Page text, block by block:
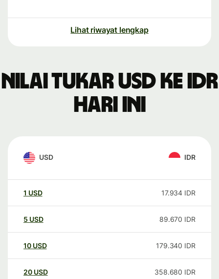
Lihat riwayat lengkap
Nilai tukar USD ke IDR
hari ini
USD IDR
1 USD 17.934 IDR
5 USD 89.670 IDR
10 USD 179.340 IDR
20 USD 358.680 IDR